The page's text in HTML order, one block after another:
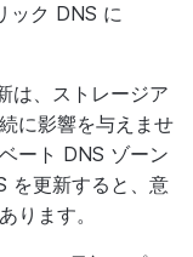
ック DNS に
は、ストレージア
に影響を与えませ
ート DNS ゾーン
を更新すると、意
ります。